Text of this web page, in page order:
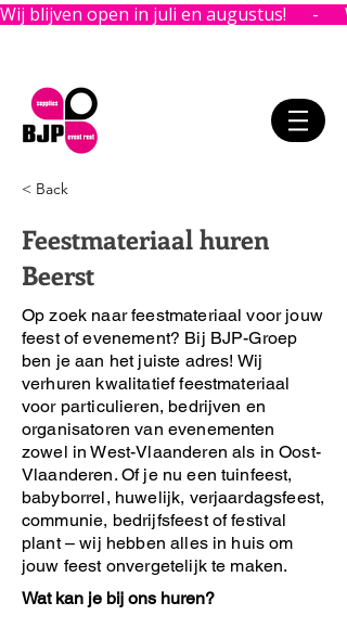
Wij blijven open in juli en augustus!      -
< Back
Feestmateriaal huren
Beerst
Op zoek naar feestmateriaal voor jouw
feest of evenement? Bij BJP-Groep
ben je aan het juiste adres! Wij
verhuren kwalitatief feestmateriaal
voor particulieren, bedrijven en
organisatoren van evenementen
zowel in West-Vlaanderen als in Oost-
Vlaanderen. Of je nu een tuinfeest,
babyborrel, huwelijk, verjaardagsfeest,
communie, bedrijfsfeest of festival
plant – wij hebben alles in huis om
jouw feest onvergetelijk te maken.
Wat kan je bij ons huren?